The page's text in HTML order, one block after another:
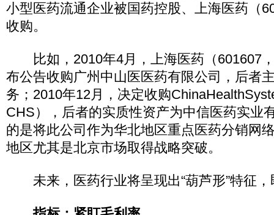
小型医药流通企业被国药控股、上海医药（
收购。
比如，2010年4月，上海医药（601607
布公告收购广州中山医医药有限公司，后者
务；2010年12月，决定收购
CHS），后者的实质性资产为中信医药实业
的是将此公司作为华北地区重点医药分销网
地区尤其是北京市场取得战略突破。
未来，医药行业将呈现出“葫芦形”特征，